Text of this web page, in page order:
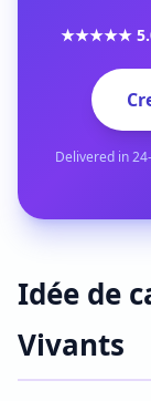
★★★★★
Delivered in
Idée de
Vivants